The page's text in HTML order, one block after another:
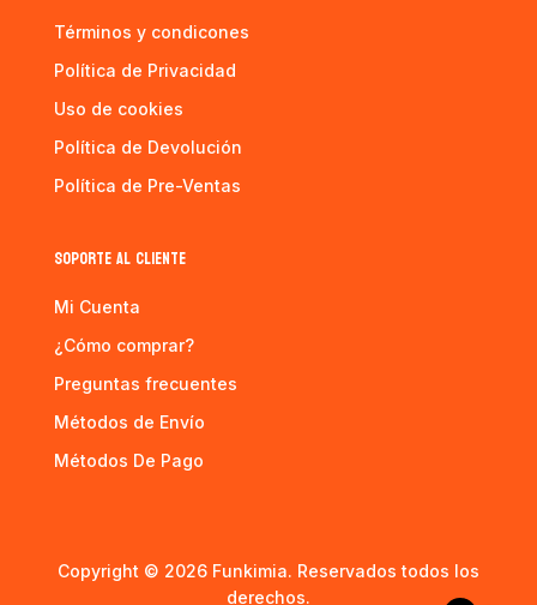
Términos y condicones
Política de Privacidad
Uso de cookies
Política de Devolución
Política de Pre-Ventas
SOPORTE AL CLIENTE
Mi Cuenta
¿Cómo comprar?
Preguntas frecuentes
Métodos de Envío
Métodos De Pago
Copyright © 2026 Funkimia. Reservados todos los
derechos.